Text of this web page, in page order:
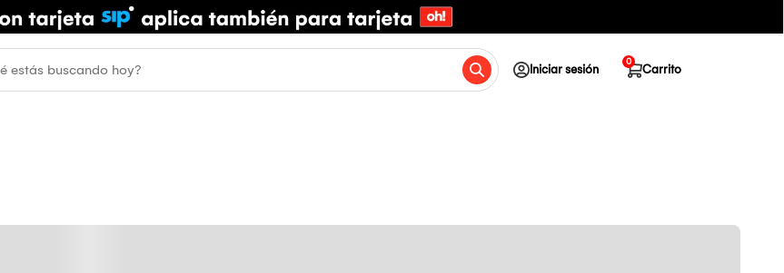
Iniciar sesión Carrito
0